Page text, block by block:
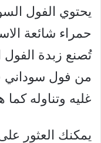
يحتوي الفول
حمراء شائعة
تُصنع زبدة الفول
من فول سوداني
غليه وتناوله كما
يمكنك العثور